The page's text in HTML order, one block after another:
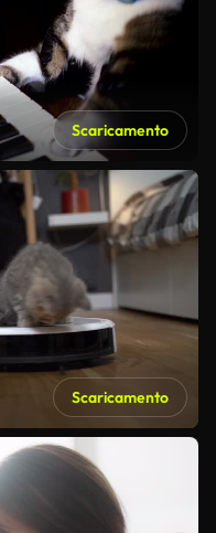
Scaricamento
Scaricamento